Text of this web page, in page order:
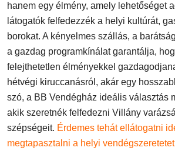
hanem egy élmény, amely lehetőséget
látogatók felfedezzék a helyi kultúrát,
borokat. A kényelmes szállás, a
a gazdag programkínálat garantálja,
felejthetetlen élményekkel
hétvégi kiruccanásról, akár egy
szó, a BB Vendégház ideális választás
akik szeretnék felfedezni Villány
szépségeit. Érdemes tehát ellátogatni
megtapasztalni a helyi